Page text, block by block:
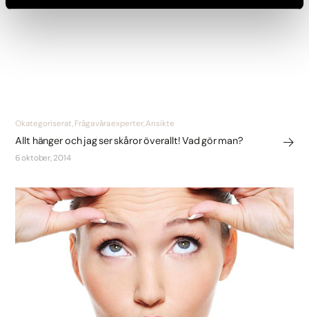
Okategoriserat, Fråga våra experter, Ansikte
Allt hänger och jag ser skåror överallt! Vad gör man?
6 oktober, 2014